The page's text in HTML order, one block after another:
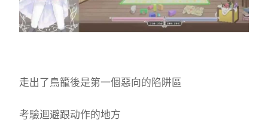
走出了鳥籠後是第一個惡向的陷阱區
考驗迴避跟动作的地方